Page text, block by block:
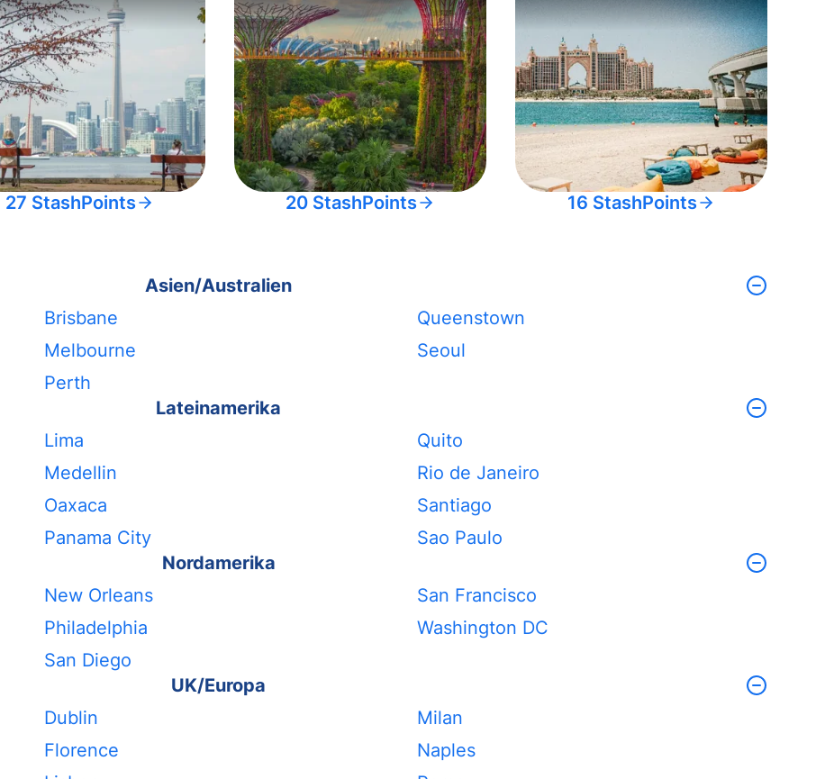
27 StashPoints 20 StashPoints 16 StashPoints
Asien/Australien
Brisbane
Melbourne
Perth
Queenstown
Seoul
Lateinamerika
Lima
Medellin
Oaxaca
Panama City
Quito
Rio de Janeiro
Santiago
Sao Paulo
Nordamerika
New Orleans
Philadelphia
San Diego
San Francisco
Washington DC
UK/Europa
Dublin
Florence
Milan
Naples